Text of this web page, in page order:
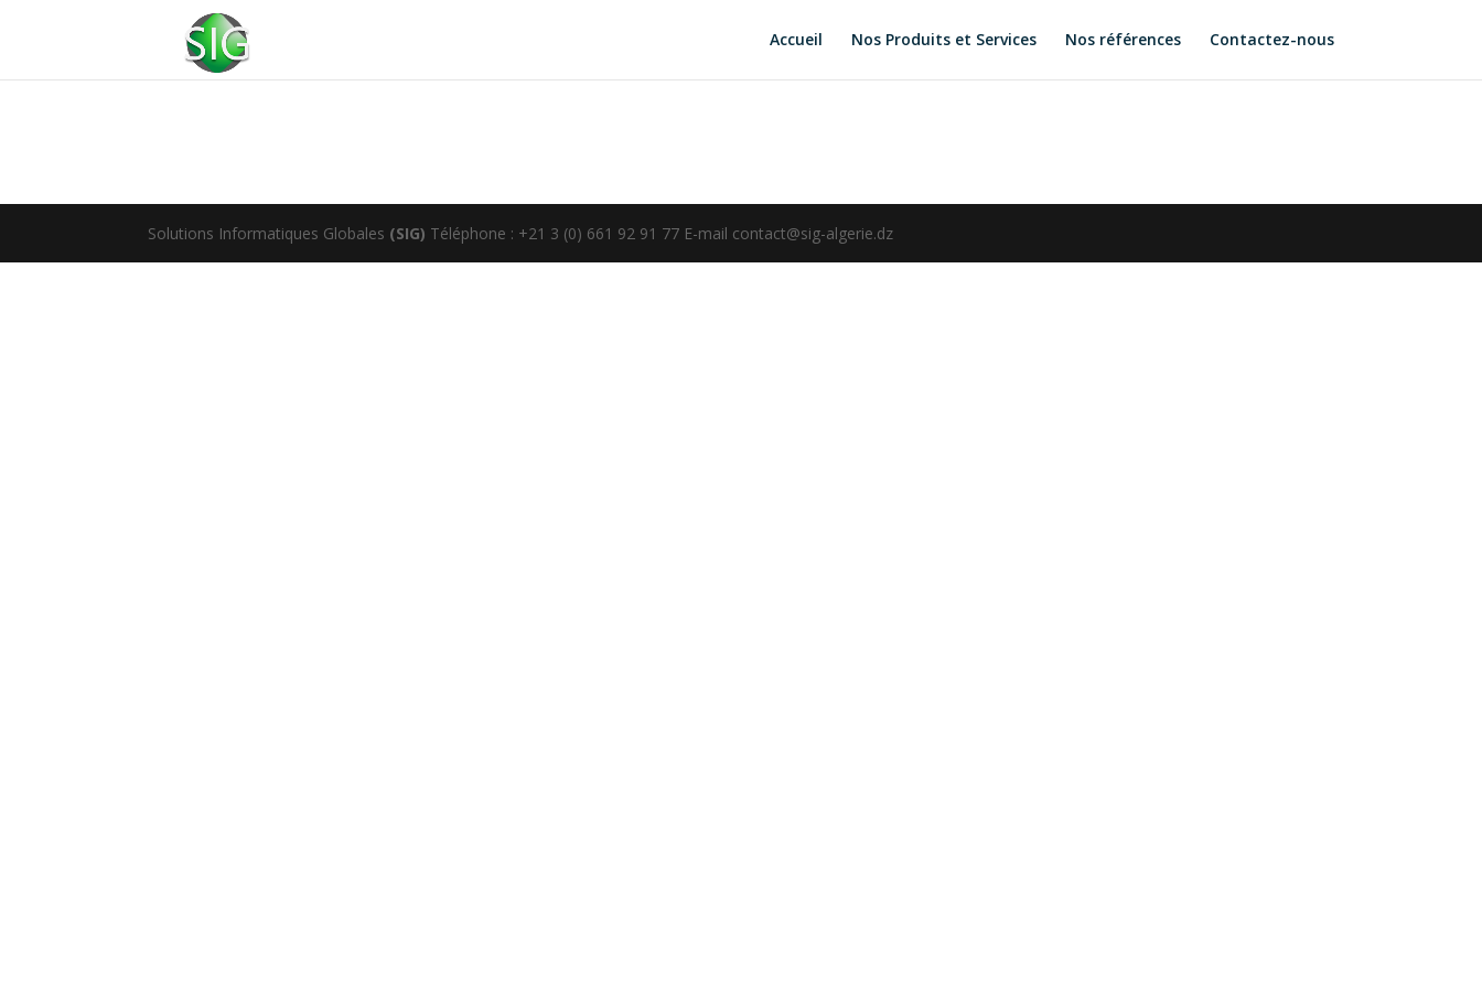
Accueil Nos Produits et Services Nos références Contactez-nous
Solutions Informatiques Globales (SIG) Téléphone : +21 3 (0) 661 92 91 77 E-mail contact@sig-algerie.dz